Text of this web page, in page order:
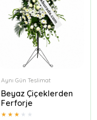
Aynı Gün Teslimat
Beyaz Çiçeklerden
Ferforje